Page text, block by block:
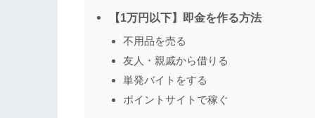
【1万円以下】即金を作る方法
不用品を売る
友人・親戚から借りる
単発バイトをする
ポイントサイトで稼ぐ